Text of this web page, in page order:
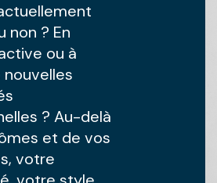
non ? En
ou à
nouvelles
? Au-delà
et de vos
votre